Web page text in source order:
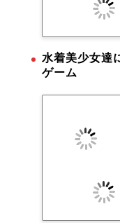
水着美少女達
ゲーム